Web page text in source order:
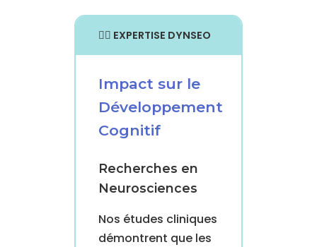
👨‍⚕️ EXPERTISE DYNSEO
Impact sur le
Développement
Cognitif
Recherches en
Neurosciences
Nos études cliniques
démontrent que les